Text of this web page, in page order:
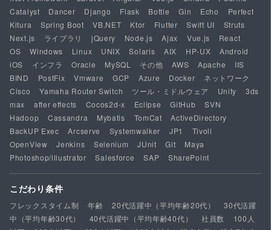
Catalyst
Dancer Django Flask Bottle Gin Echo
Perfect
Kitura
Spring Boot VB.NET Ktor Flutter Swift UI
Struts
Next.js
ライブラリ jQuery Node.js Ajax Vue.js
React
OS
Windows Linux UNIX Solaris AIX HP-UX
Android
iOS
インフラ Oracle MySQL その他 AWS Apache
IIS
BIND
PostFix Vmware GCP Azure Docker
ネットワーク
Cisco
Yamaha Router Switch ツール・ミドルウェア Unity
3ds
max
after effects Cocos2d-x Eclipse GitHub
SVN
Hadoop
Cassandra Mybatis TomCat
ActiveDirectory
BackUP Exec
Arcserve Systemwalker JP1
Tivoli
OpenView
Jenkins Selenium JUnit Git
Maya
Photoshop/illustrator
Salesforce SAP SharePoint
こだわり条件
フレックスタイム制 年齢 20代活躍中（平均年齢20代）
30代活躍
中（平均年齢30代）
40代活躍中（平均年齢40代） 社員数
100人